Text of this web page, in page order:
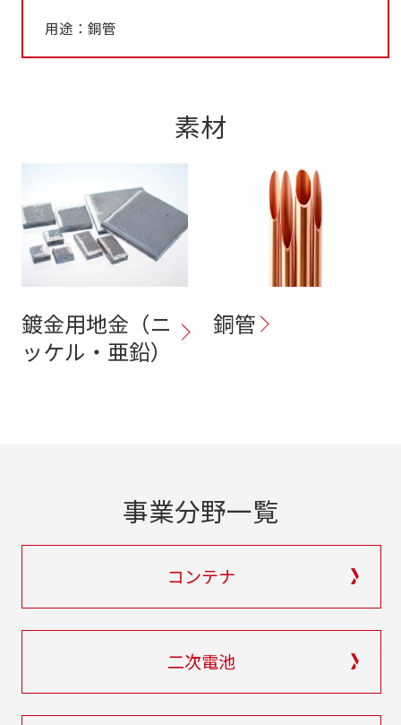
用途：銅管
素材
鍍金用地金（ニ
ッケル・亜鉛）
銅管
事業分野一覧
コンテナ
二次電池